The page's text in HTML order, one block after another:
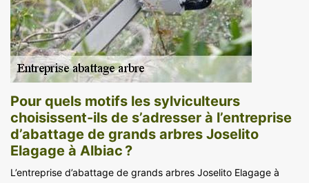
Pour quels motifs les sylviculteurs
choisissent-ils de s’adresser à l’entreprise
d’abattage de grands arbres Joselito
Elagage à Albiac ?
L’entreprise d’abattage de grands arbres Joselito Elagage à